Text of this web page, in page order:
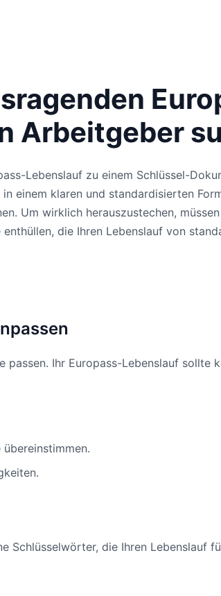
Arbeitgeber
Lebenslauf zu einem Schlüssel-
einem klaren und standardisierten
Um wirklich herauszustechen,
die Ihren Lebenslauf von
Ihr Europass-Lebenslauf
Schlüsselwörter, die Ihren Lebenslauf